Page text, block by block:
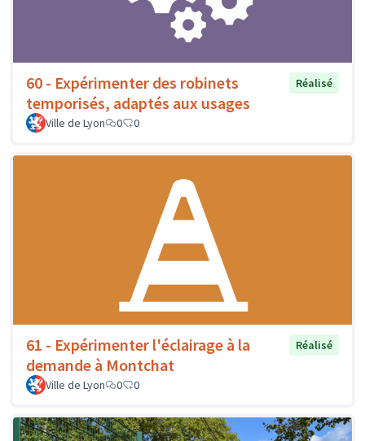
60 - Expérimenter des robinets
temporisés, adaptés aux usages
Réalisé
Ville de Lyon 0 0
61 - Expérimenter l'éclairage à la
demande à Montchat
Réalisé
Ville de Lyon 0 0